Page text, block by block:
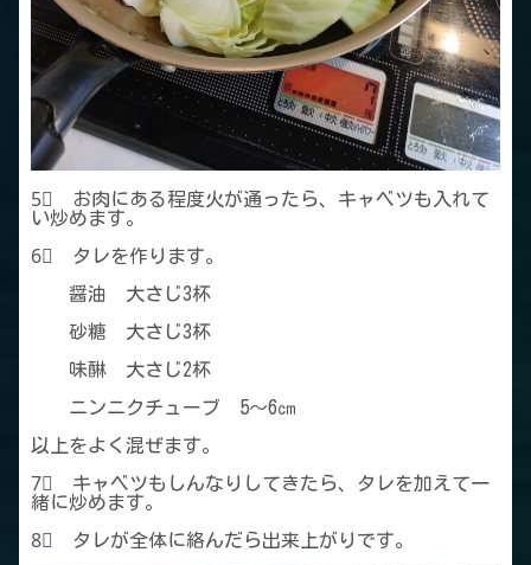
5⃣ お肉にある程度火が通ったら、キャベツも入れて
い炒めます。
6⃣ タレを作ります。
醤油 大さじ3杯
砂糖 大さじ3杯
味醂 大さじ2杯
ニンニクチューブ 5～6㎝
以上をよく混ぜます。
7⃣ キャベツもしんなりしてきたら、タレを加えて一
緒に炒めます。
8⃣ タレが全体に絡んだら出来上がりです。